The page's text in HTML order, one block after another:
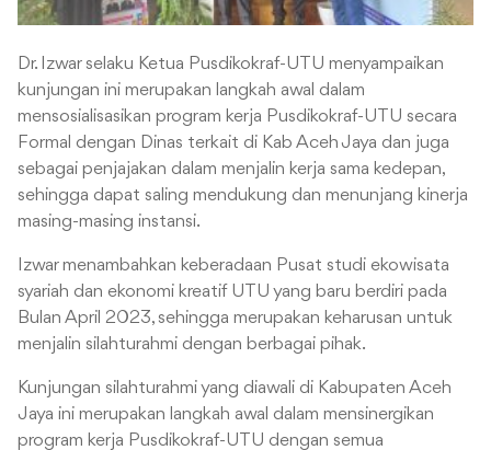
Dr. Izwar selaku Ketua Pusdikokraf-UTU menyampaikan
kunjungan ini merupakan langkah awal dalam
mensosialisasikan program kerja Pusdikokraf-UTU secara
Formal dengan Dinas terkait di Kab Aceh Jaya dan juga
sebagai penjajakan dalam menjalin kerja sama kedepan,
sehingga dapat saling mendukung dan menunjang kinerja
masing-masing instansi.
Izwar menambahkan keberadaan Pusat studi ekowisata
syariah dan ekonomi kreatif UTU yang baru berdiri pada
Bulan April 2023, sehingga merupakan keharusan untuk
menjalin silahturahmi dengan berbagai pihak.
Kunjungan silahturahmi yang diawali di Kabupaten Aceh
Jaya ini merupakan langkah awal dalam mensinergikan
program kerja Pusdikokraf-UTU dengan semua